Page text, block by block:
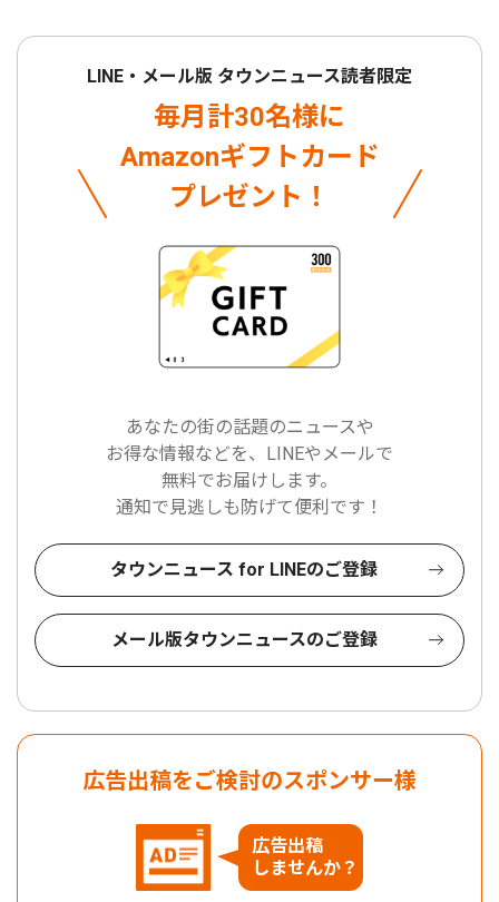
LINE・メール版 タウンニュース読者限定
毎月計30名様に
Amazonギフトカード
プレゼント！
あなたの街の話題のニュースや
お得な情報などを、LINEやメールで
無料でお届けします。
通知で見逃しも防げて便利です！
タウンニュース for LINEのご登録
メール版タウンニュースのご登録
広告出稿をご検討のスポンサー様
広告出稿
しませんか？